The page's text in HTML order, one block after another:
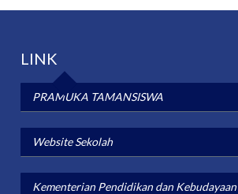
LINK
PRAMUKA TAMANSISWA
Website Sekolah
Kementerian Pendidikan dan Kebudayaan